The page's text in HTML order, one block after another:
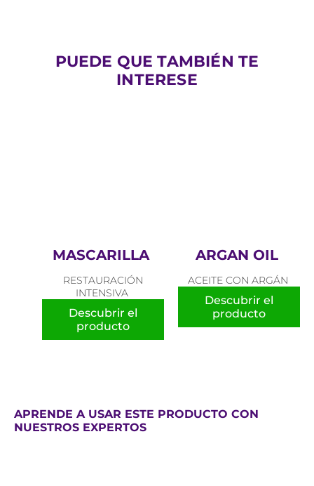
PUEDE QUE TAMBIÉN TE
INTERESE
MASCARILLA
RESTAURACIÓN
INTENSIVA
Descubrir el
producto
ARGAN OIL
ACEITE CON ARGÁN
Descubrir el
producto
APRENDE A USAR ESTE PRODUCTO CON
NUESTROS EXPERTOS